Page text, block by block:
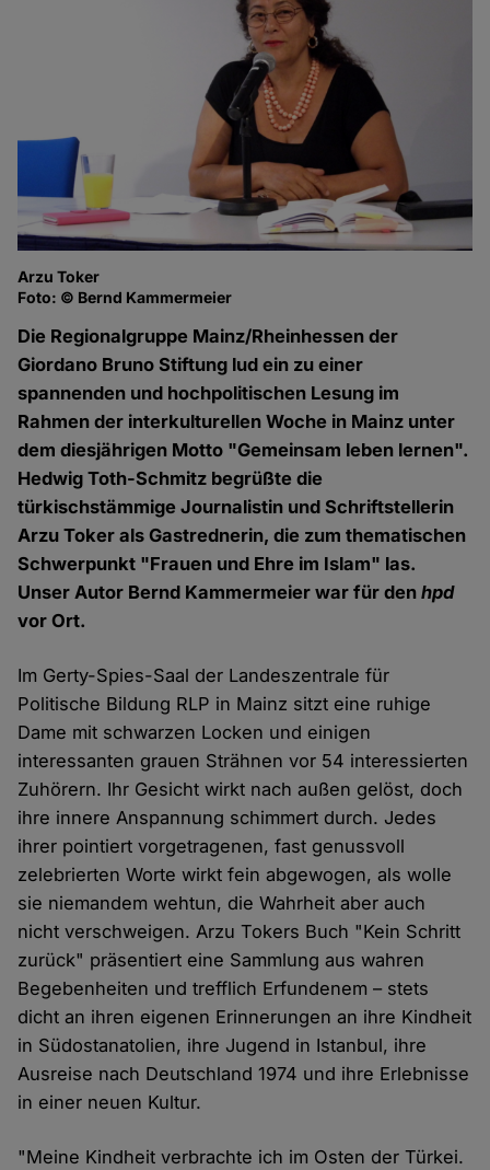
Arzu Toker
Foto: © Bernd Kammermeier
Die Regionalgruppe Mainz/Rheinhessen der
Giordano Bruno Stiftung lud ein zu einer
spannenden und hochpolitischen Lesung im
Rahmen der interkulturellen Woche in Mainz unter
dem diesjährigen Motto "Gemeinsam leben lernen".
Hedwig Toth-Schmitz begrüßte die
türkischstämmige Journalistin und Schriftstellerin
Arzu Toker als Gastrednerin, die zum thematischen
Schwerpunkt "Frauen und Ehre im Islam" las.
Unser Autor Bernd Kammermeier war für denhpd
vor Ort.
Im Gerty-Spies-Saal der Landeszentrale für
Politische Bildung RLP in Mainz sitzt eine ruhige
Dame mit schwarzen Locken und einigen
interessanten grauen Strähnen vor 54 interessierten
Zuhörern. Ihr Gesicht wirkt nach außen gelöst, doch
ihre innere Anspannung schimmert durch. Jedes
ihrer pointiert vorgetragenen, fast genussvoll
zelebrierten Worte wirkt fein abgewogen, als wolle
sie niemandem wehtun, die Wahrheit aber auch
nicht verschweigen. Arzu Tokers Buch "Kein Schritt
zurück" präsentiert eine Sammlung aus wahren
Begebenheiten und trefflich Erfundenem – stets
dicht an ihren eigenen Erinnerungen an ihre Kindheit
in Südostanatolien, ihre Jugend in Istanbul, ihre
Ausreise nach Deutschland 1974 und ihre Erlebnisse
in einer neuen Kultur.
"Meine Kindheit verbrachte ich im Osten der Türkei.